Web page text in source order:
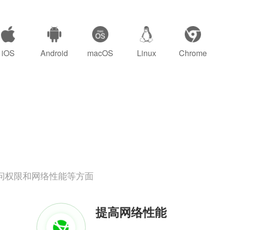
iOS Android macOS Linux Chrome
权限和网络性能等方面
提高网络性能